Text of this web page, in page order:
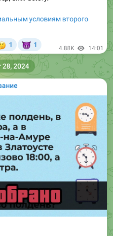
условиям второго
1 1 4.88K 14:01
28, 2024